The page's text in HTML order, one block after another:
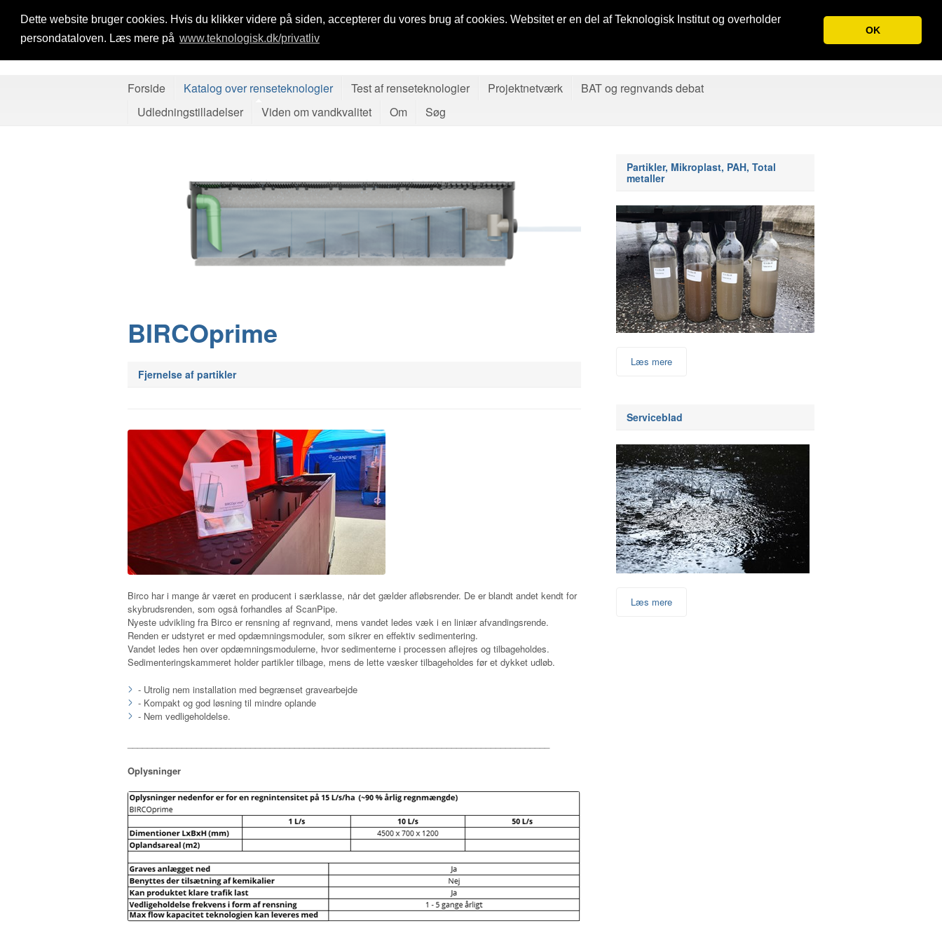
Dette website bruger cookies. Hvis du klikker videre på siden, accepterer du vores brug af cookies. Websitet er en del af Teknologisk Institut og overholder
persondataloven. Læs mere på www.teknologisk.dk/privatliv
OK
Forside Katalog over renseteknologier Test af renseteknologier Projektnetværk
BAT og regnvands debat
Udledningstilladelser
Viden om vandkvalitet Om Søg
BIRCOprime
Fjernelse af partikler
Birco har i mange år været en producent i særklasse, når det gælder afløbsrender. De er blandt andet kendt for
skybrudsrenden, som også forhandles af ScanPipe.
Nyeste udvikling fra Birco er rensning af regnvand, mens vandet ledes væk i en liniær afvandingsrende.
Renden er udstyret er med opdæmningsmoduler, som sikrer en effektiv sedimentering.
Vandet ledes hen over opdæmningsmodulerne, hvor sedimenterne i processen aflejres og tilbageholdes.
Sedimenteringskammeret holder partikler tilbage, mens de lette væsker tilbageholdes før et dykket udløb.
- Utrolig nem installation med begrænset gravearbejde
- Kompakt og god løsning til mindre oplande
- Nem vedligeholdelse.
Oplysninger
Partikler, Mikroplast, PAH, Total
metaller
Læs mere
Serviceblad
Læs mere